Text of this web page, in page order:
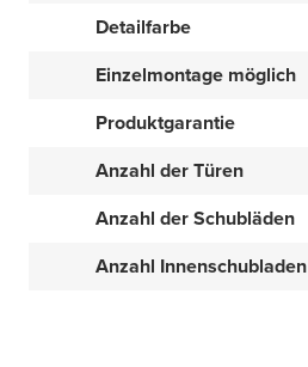
Detailfarbe
Einzelmontage möglich
Produktgarantie
Anzahl der Türen
Anzahl der Schubläden
Anzahl Innenschubladen